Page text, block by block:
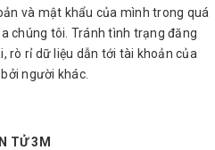
và mật khẩu của mình trong quá
chúng tôi. Tránh tình trạng đăng
rò rỉ dữ liệu dẫn tới tài khoản của
người khác.
TỬ 3M